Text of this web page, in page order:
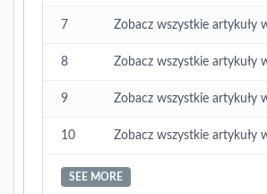
7 Zobacz wszystkie artykuły
8 Zobacz wszystkie artykuły
9 Zobacz wszystkie artykuły
10 Zobacz wszystkie artykuły
SEE MORE